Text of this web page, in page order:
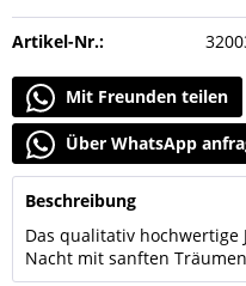
Artikel-Nr.:
Mit Freunden teilen
Über WhatsApp
Beschreibung
Das qualitativ hochwertige
Nacht mit sanften